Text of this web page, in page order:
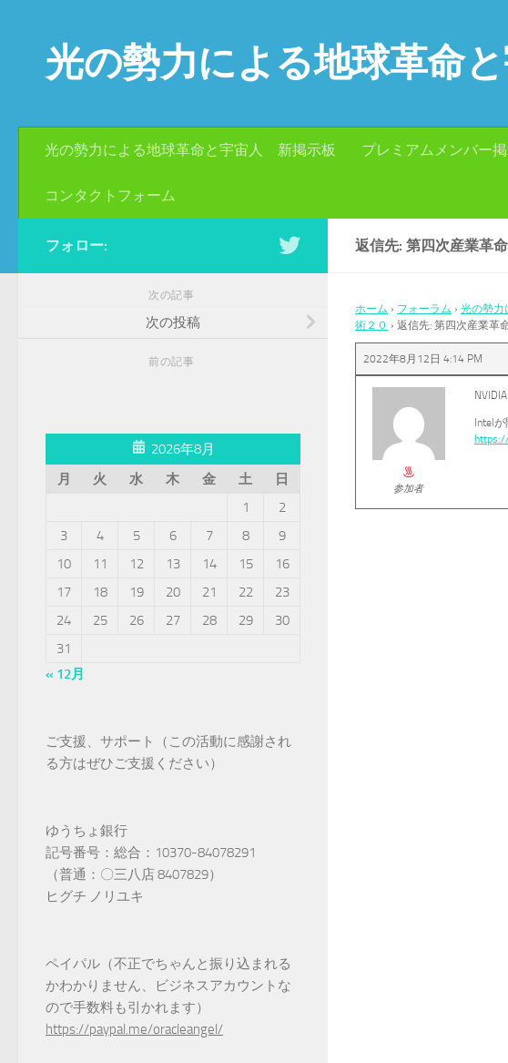
光の勢力による地球革命
光の勢力による地球革命と宇宙人 新掲示板 プレミアムメンバー
コンタクトフォーム
返信先: 第四次産業革
ホーム › フォーラム › 光の勢
術２０ › 返信先: 第四次産業革
2022年8月12日 4:14 PM
参加者
Intel
フォロー:
次の記事
次の投稿
前の記事
2026年8月
月
火 水 木 金 土
日
1
2
3
4 5 6 7 8
9
10
11 12 13 14 15
16
17
18 19 20 21 22
23
24
25 26 27 28 29
30
31
« 12月
ご支援、サポート（この活動に感謝され
る方はぜひご支援ください）
ゆうちょ銀行
記号番号：総合：10370-84078291
（普通：〇三八店 8407829）
ヒグチ ノリユキ
ペイパル（不正でちゃんと振り込まれる
かわかりません、ビジネスアカウントな
ので手数料も引かれます）
https://paypal.me/oracleangel/